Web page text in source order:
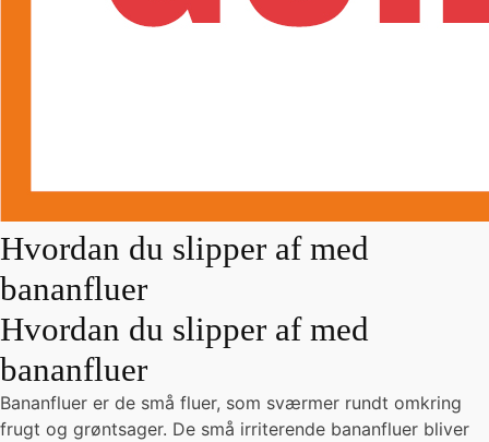
Hvordan du slipper af med
bananfluer
Hvordan du slipper af med
bananfluer
Bananfluer er de små fluer, som sværmer rundt omkring
frugt og grøntsager. De små irriterende bananfluer bliver